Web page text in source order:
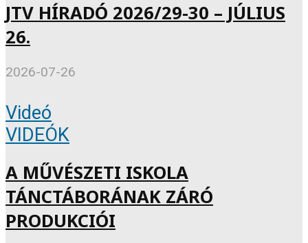
JTV HÍRADÓ 2026/29-30 – JÚLIUS
26.
2026-07-26
Videó
VIDEÓK
A MŰVÉSZETI ISKOLA
TÁNCTÁBORÁNAK ZÁRÓ
PRODUKCIÓI